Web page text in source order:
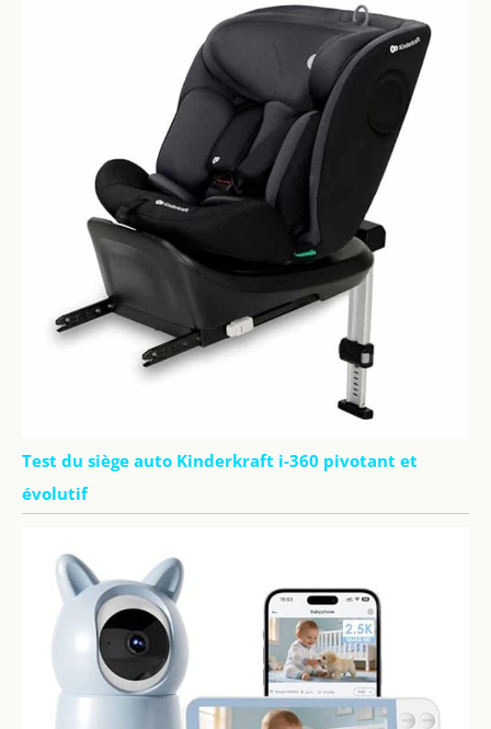
Test du siège auto Kinderkraft i-360 pivotant et
évolutif